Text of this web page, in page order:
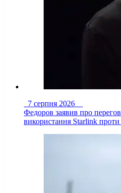
7 серпня 2026
Федоров заявив про
використання Starlink